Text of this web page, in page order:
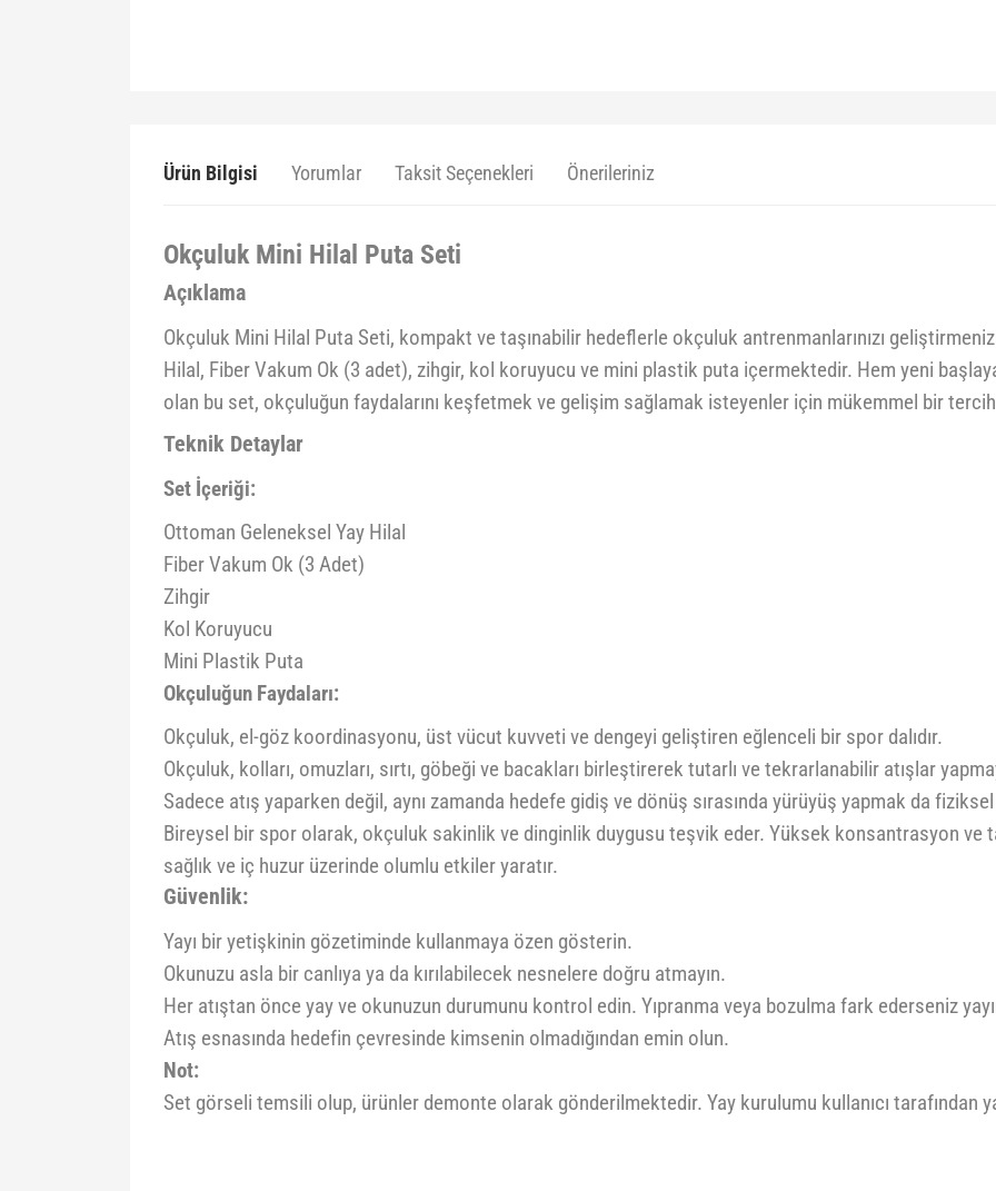
Ürün Bilgisi Yorumlar Taksit Seçenekleri Önerileriniz
Okçuluk Mini Hilal Puta Seti
Açıklama
Okçuluk Mini Hilal Puta Seti, kompakt ve taşınabilir hedeflerle okçuluk antrenmanlarınızı
Hilal, Fiber Vakum Ok (3 adet), zihgir, kol koruyucu ve mini plastik puta içermektedir. Hem yeni
olan bu set, okçuluğun faydalarını keşfetmek ve gelişim sağlamak isteyenler için mükemmel bir
Teknik Detaylar
Set İçeriği:
Ottoman Geleneksel Yay Hilal
Fiber Vakum Ok (3 Adet)
Zihgir
Kol Koruyucu
Mini Plastik Puta
Okçuluğun Faydaları:
Okçuluk, el-göz koordinasyonu, üst vücut kuvveti ve dengeyi geliştiren eğlenceli bir spor dalıdır.
Okçuluk, kolları, omuzları, sırtı, göbeği ve bacakları birleştirerek tutarlı ve tekrarlanabilir atışlar
Sadece atış yaparken değil, aynı zamanda hedefe gidiş ve dönüş sırasında yürüyüş yapmak da
Bireysel bir spor olarak, okçuluk sakinlik ve dinginlik duygusu teşvik eder. Yüksek konsantrasyon ve
sağlık ve iç huzur üzerinde olumlu etkiler yaratır.
Güvenlik:
Yayı bir yetişkinin gözetiminde kullanmaya özen gösterin.
Okunuzu asla bir canlıya ya da kırılabilecek nesnelere doğru atmayın.
Her atıştan önce yay ve okunuzun durumunu kontrol edin. Yıpranma veya bozulma fark ederseniz
Atış esnasında hedefin çevresinde kimsenin olmadığından emin olun.
Not:
Set görseli temsili olup, ürünler demonte olarak gönderilmektedir. Yay kurulumu kullanıcı tarafından